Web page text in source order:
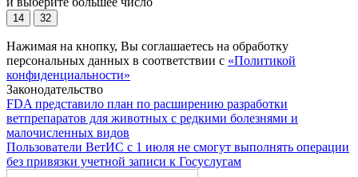
14 32
Нажимая на кнопку, Вы соглашаетесь на обработку
персональных данных в соответствии с «Политикой
конфиденциальности»
Законодательство
FDA представило план по расширению разработки
ветпрепаратов для животных с редкими болезнями и
малочисленных видов
Пользователи ВетИС с 1 июля не смогут выполнять операции
без привязки учетной записи к Госуслугам